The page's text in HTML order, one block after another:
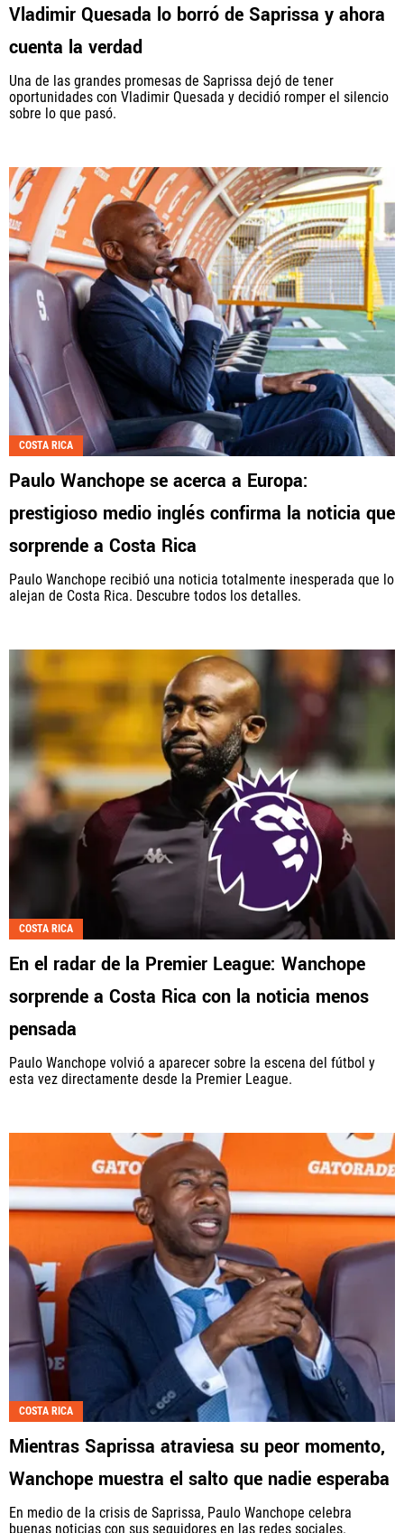
Vladimir Quesada lo borró de Saprissa y ahora
cuenta la verdad
Una de las grandes promesas de Saprissa dejó de tener
oportunidades con Vladimir Quesada y decidió romper el silencio
sobre lo que pasó.
COSTA RICA
Paulo Wanchope se acerca a Europa:
prestigioso medio inglés confirma la noticia que
sorprende a Costa Rica
Paulo Wanchope recibió una noticia totalmente inesperada que lo
alejan de Costa Rica. Descubre todos los detalles.
COSTA RICA
En el radar de la Premier League: Wanchope
sorprende a Costa Rica con la noticia menos
pensada
Paulo Wanchope volvió a aparecer sobre la escena del fútbol y
esta vez directamente desde la Premier League.
COSTA RICA
Mientras Saprissa atraviesa su peor momento,
Wanchope muestra el salto que nadie esperaba
En medio de la crisis de Saprissa, Paulo Wanchope celebra
buenas noticias con sus seguidores en las redes sociales.